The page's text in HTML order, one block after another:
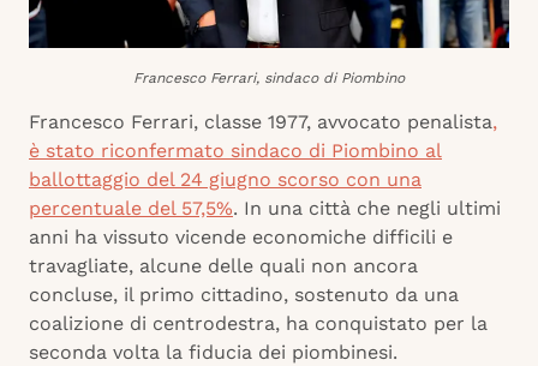
Francesco Ferrari, sindaco di Piombino
Francesco Ferrari, classe 1977, avvocato penalista,
è stato riconfermato sindaco di Piombino al
ballottaggio del 24 giugno scorso con una
percentuale del 57,5%. In una città che negli ultimi
anni ha vissuto vicende economiche difficili e
travagliate, alcune delle quali non ancora
concluse, il primo cittadino, sostenuto da una
coalizione di centrodestra, ha conquistato per la
seconda volta la fiducia dei piombinesi.